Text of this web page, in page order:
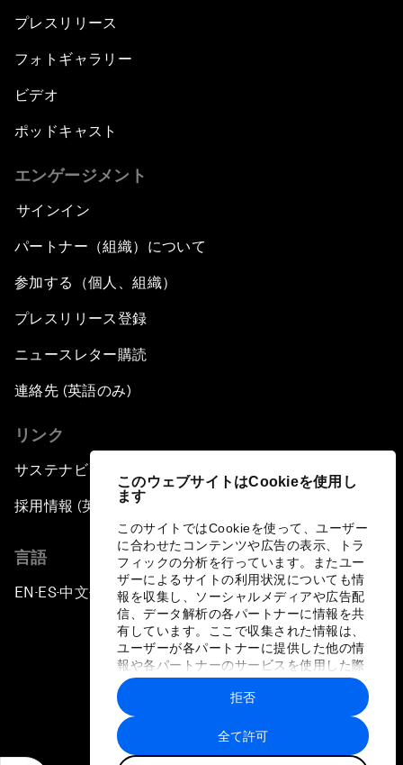
このウェブサイトはCookieを使用し
ます
このサイトではCookieを使って、ユーザー
に合わせたコンテンツや広告の表示、トラ
フィックの分析を行っています。またユー
ザーによるサイトの利用状況についても情
報を収集し、ソーシャルメディアや広告配
信、データ解析の各パートナーに情報を共
有しています。ここで収集された情報は、
ユーザーが各パートナーに提供した他の情
報や各パートナーのサービスを使用した際
に収集された情報と組み合わされ、各パー
トナーによって使用されることがありま
す。
全て許可
拒否
プレスリリース
フォトギャラリー
ビデオ
ポッドキャスト
エンゲージメント
サインイン
パートナー（組織）について
参加する（個人、組織）
プレスリリース登録
ニュースレター購読
連絡先 (英語のみ)
リンク
サステナビリティへの取り組み
採用情報 (英語のみ)
言語
EN ▪ES▪中文▪ 日本語
プライバシーポリシーと利用規約
サイトマップ